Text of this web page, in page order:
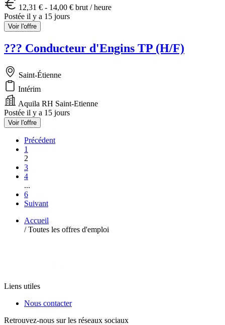
12,31 € - 14,00 € brut / heure
Postée il y a 15 jours
Voir l'offre
??? Conducteur d'Engins TP (H/F)
Saint-Étienne
Intérim
Aquila RH Saint-Etienne
Postée il y a 15 jours
Voir l'offre
Précédent
1
2
3
4
...
6
Suivant
Accueil
/ Toutes les offres d'emploi
Liens utiles
Nous contacter
Retrouvez-nous sur les réseaux sociaux